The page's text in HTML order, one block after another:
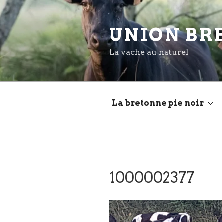
Aller
au
contenu
principal
UNION
La vache au naturel
La bretonne pie noir
1000002377